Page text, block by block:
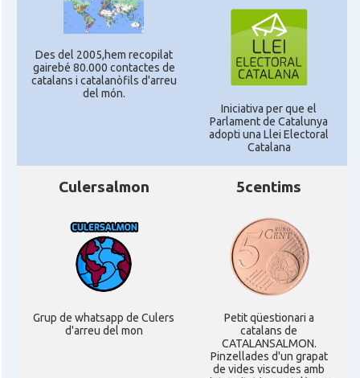
Des del 2005,hem recopilat
gairebé 80.000 contactes de
catalans i catalanòfils d'arreu
del món.
Iniciativa per que el
Parlament de Catalunya
adopti una Llei Electoral
Catalana
Culersalmon
Grup de whatsapp de Culers
d'arreu del mon
5centims
Petit qüestionari a
catalans de
CATALANSALMON.
Pinzellades d'un grapat
de vides viscudes amb